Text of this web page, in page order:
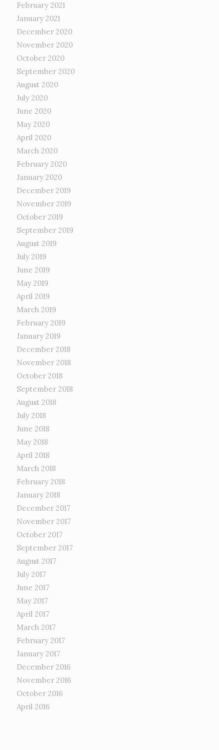
February 2021
January 2021
December 2020
November 2020
October 2020
September 2020
August 2020
July 2020
June 2020
May 2020
April 2020
March 2020
February 2020
January 2020
December 2019
November 2019
October 2019
September 2019
August 2019
July 2019
June 2019
May 2019
April 2019
March 2019
February 2019
January 2019
December 2018
November 2018
October 2018
September 2018
August 2018
July 2018
June 2018
May 2018
April 2018
March 2018
February 2018
January 2018
December 2017
November 2017
October 2017
September 2017
August 2017
July 2017
June 2017
May 2017
April 2017
March 2017
February 2017
January 2017
December 2016
November 2016
October 2016
April 2016